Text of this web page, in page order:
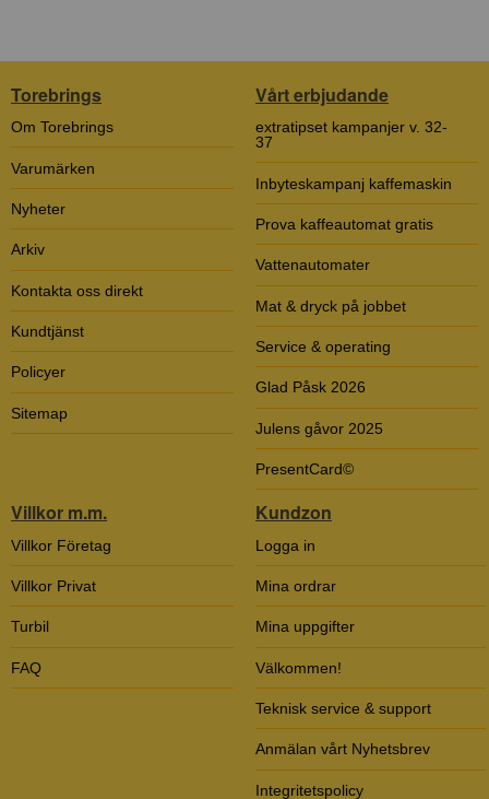
Torebrings
Om Torebrings
Varumärken
Nyheter
Arkiv
Kontakta oss direkt
Kundtjänst
Policyer
Sitemap
Vårt erbjudande
extratipset kampanjer v. 32-
37
Inbyteskampanj kaffemaskin
Prova kaffeautomat gratis
Vattenautomater
Mat & dryck på jobbet
Service & operating
Glad Påsk 2026
Julens gåvor 2025
PresentCard©
Villkor m.m.
Villkor Företag
Villkor Privat
Turbil
FAQ
Kundzon
Logga in
Mina ordrar
Mina uppgifter
Välkommen!
Teknisk service & support
Anmälan vårt Nyhetsbrev
Integritetspolicy